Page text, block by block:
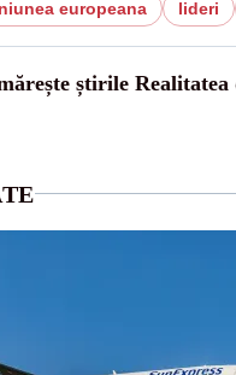
europeana lideri
știrile